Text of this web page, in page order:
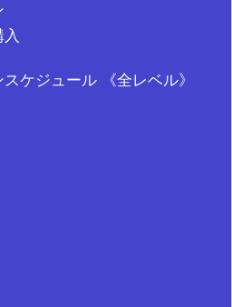
ケジュール 《全レベル》